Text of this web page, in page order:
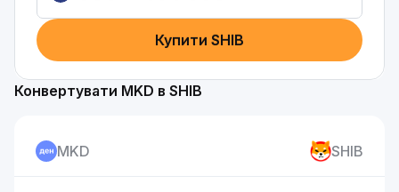
Купити SHIB
Конвертувати MKD в SHIB
MKD SHIB